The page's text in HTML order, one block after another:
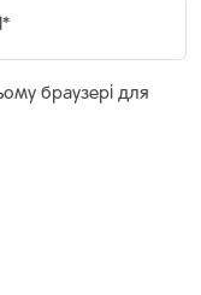
браузері для